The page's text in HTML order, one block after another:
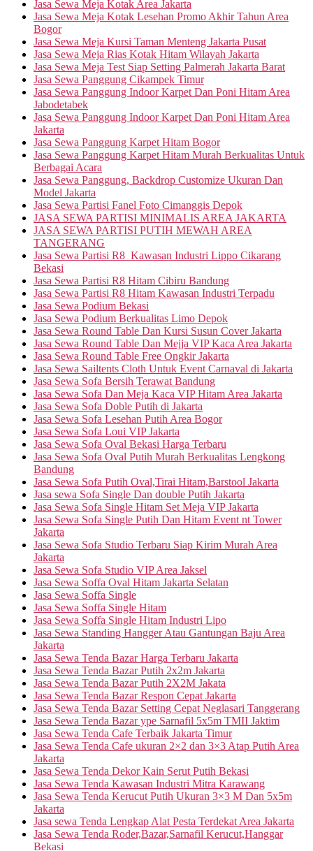
Jasa Sewa Meja Kotak Area Jakarta
Jasa Sewa Meja Kotak Lesehan Promo Akhir Tahun Area
Bogor
Jasa Sewa Meja Kursi Taman Menteng Jakarta Pusat
Jasa Sewa Meja Rias Kotak Hitam Wilayah Jakarta
Jasa Sewa Meja Test Siap Setting Palmerah Jakarta Barat
Jasa Sewa Panggung Cikampek Timur
Jasa Sewa Panggung Indoor Karpet Dan Poni Hitam Area
Jabodetabek
Jasa Sewa Panggung Indoor Karpet Dan Poni Hitam Area
Jakarta
Jasa Sewa Panggung Karpet Hitam Bogor
Jasa Sewa Panggung Karpet Hitam Murah Berkualitas Untuk
Berbagai Acara
Jasa Sewa Panggung, Backdrop Customize Ukuran Dan
Model Jakarta
Jasa Sewa Partisi Fanel Foto Cimanggis Depok
JASA SEWA PARTISI MINIMALIS AREA JAKARTA
JASA SEWA PARTISI PUTIH MEWAH AREA
TANGERANG
Jasa Sewa Partisi R8 Kawasan Industri Lippo Cikarang
Bekasi
Jasa Sewa Partisi R8 Hitam Cibiru Bandung
Jasa Sewa Partisi R8 Hitam Kawasan Industri Terpadu
Jasa Sewa Podium Bekasi
Jasa Sewa Podium Berkualitas Limo Depok
Jasa Sewa Round Table Dan Kursi Susun Cover Jakarta
Jasa Sewa Round Table Dan Mejja VIP Kaca Area Jakarta
Jasa Sewa Round Table Free Ongkir Jakarta
Jasa Sewa Sailtents Cloth Untuk Event Carnaval di Jakarta
Jasa Sewa Sofa Bersih Terawat Bandung
Jasa Sewa Sofa Dan Meja Kaca VIP Hitam Area Jakarta
Jasa Sewa Sofa Doble Putih di Jakarta
Jasa Sewa Sofa Lesehan Putih Area Bogor
Jasa Sewa Sofa Loui VIP Jakarta
Jasa Sewa Sofa Oval Bekasi Harga Terbaru
Jasa Sewa Sofa Oval Putih Murah Berkualitas Lengkong
Bandung
Jasa Sewa Sofa Putih Oval,Tirai Hitam,Barstool Jakarta
Jasa sewa Sofa Single Dan double Putih Jakarta
Jasa Sewa Sofa Single Hitam Set Meja VIP Jakarta
Jasa Sewa Sofa Single Putih Dan Hitam Event nt Tower
Jakarta
Jasa Sewa Sofa Studio Terbaru Siap Kirim Murah Area
Jakarta
Jasa Sewa Sofa Studio VIP Area Jaksel
Jasa Sewa Soffa Oval Hitam Jakarta Selatan
Jasa Sewa Soffa Single
Jasa Sewa Soffa Single Hitam
Jasa Sewa Soffa Single Hitam Industri Lipo
Jasa Sewa Standing Hangger Atau Gantungan Baju Area
Jakarta
Jasa Sewa Tenda Bazar Harga Terbaru Jakarta
Jasa Sewa Tenda Bazar Putih 2x2m Jakarta
Jasa Sewa Tenda Bazar Putih 2X2M Jakata
Jasa Sewa Tenda Bazar Respon Cepat Jakarta
Jasa Sewa Tenda Bazar Setting Cepat Neglasari Tanggerang
Jasa Sewa Tenda Bazar ype Sarnafil 5x5m TMII Jaktim
Jasa Sewa Tenda Cafe Terbaik Jakarta Timur
Jasa Sewa Tenda Cafe ukuran 2×2 dan 3×3 Atap Putih Area
Jakarta
Jasa Sewa Tenda Dekor Kain Serut Putih Bekasi
Jasa Sewa Tenda Kawasan Industri Mitra Karawang
Jasa Sewa Tenda Kerucut Putih Ukuran 3×3 M Dan 5x5m
Jakarta
Jasa sewa Tenda Lengkap Alat Pesta Terdekat Area Jakarta
Jasa Sewa Tenda Roder,Bazar,Sarnafil Kerucut,Hanggar
Bekasi